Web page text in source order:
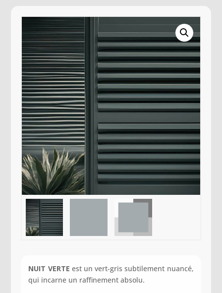
NUIT VERTE est un vert-gris subtilement nuancé,
qui incarne un raffinement absolu.